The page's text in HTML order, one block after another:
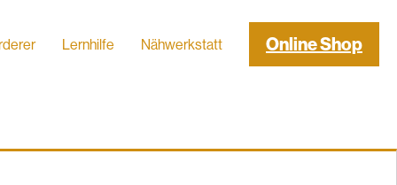
Lernhilfe Nähwerkstatt Online Shop